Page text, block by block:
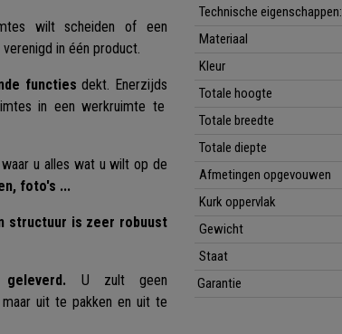
wilt scheiden of een
in één product.
functies dekt. Enerzijds
in een werkruimte te
u alles wat u wilt op de
foto's ...
structuur is zeer robuust
U zult geen
uit te pakken en uit te
Technische eigenschappen:
Materiaal
Kleur
Totale hoogte
Totale breedte
Totale diepte
Afmetingen opgevouwen
Kurk oppervlak
Gewicht
Staat
Garantie